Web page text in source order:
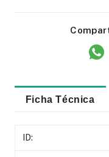
Ficha Técnica
ID: